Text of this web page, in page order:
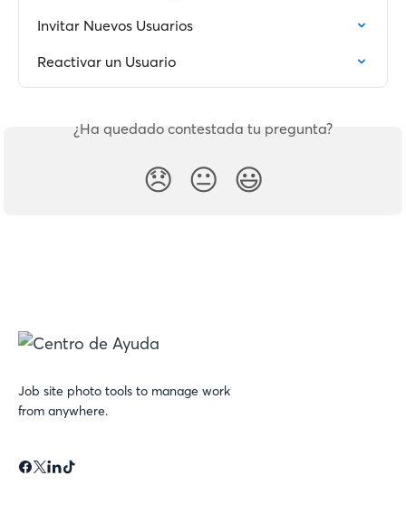
Invitar Nuevos Usuarios
Reactivar un Usuario
¿Ha quedado contestada tu pregunta?
😞 😐 😃
Job site photo tools to manage work
from anywhere.